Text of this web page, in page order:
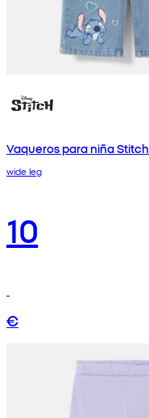
Vaqueros para niña Stitch
wide leg
10
€